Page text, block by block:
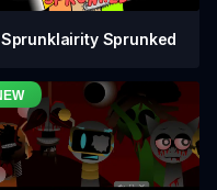
Sprunklairity Sprunked